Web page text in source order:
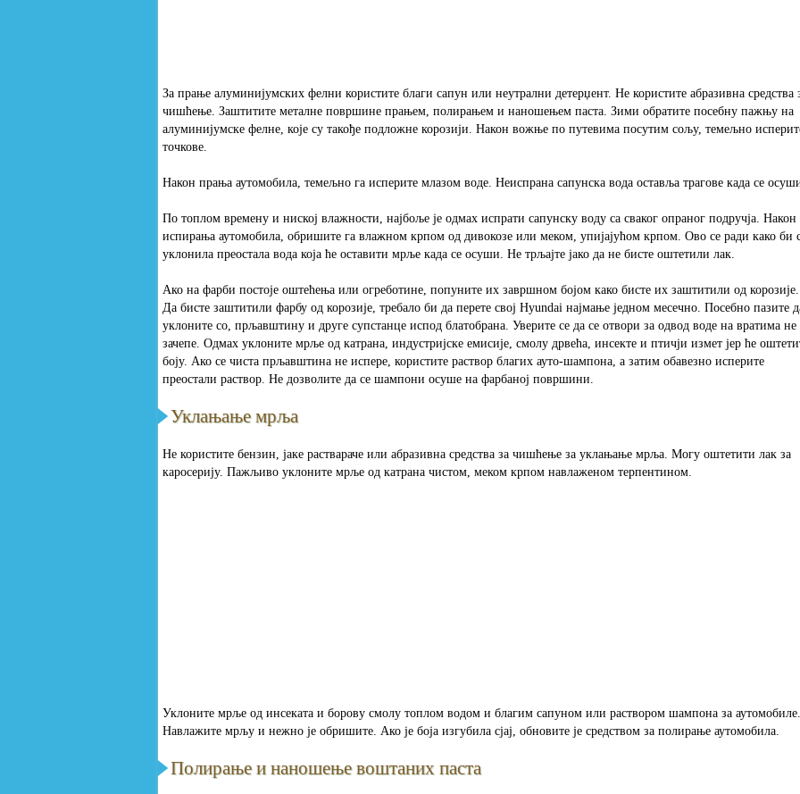
За прање алуминијумских фелни користите благи сапун или неутрални детерџент. Не користите абразивна средства
чишћење. Заштитите металне површине прањем, полирањем и наношењем паста. Зими обратите посебну пажњу на
алуминијумске фелне, које су такође подложне корозији. Након вожње по путевима посутим сољу, темељно
точкове.
Након прања аутомобила, темељно га исперите млазом воде. Неиспрана сапунска вода оставља трагове када се
По топлом времену и ниској влажности, најбоље је одмах испрати сапунску воду са сваког опраног подручја. Након
испирања аутомобила, обришите га влажном крпом од дивокозе или меком, упијајућом крпом. Ово се ради како би
уклонила преостала вода која ће оставити мрље када се осуши. Не трљајте јако да не бисте оштетили лак.
Ако на фарби постоје оштећења или огреботине, попуните их завршном бојом како бисте их заштитили од корозије.
Да бисте заштитили фарбу од корозије, требало би да перете свој Hyundai најмање једном месечно. Посебно пазите
уклоните со, прљавштину и друге супстанце испод блатобрана. Уверите се да се отвори за одвод воде на вратима не
зачепе. Одмах уклоните мрље од катрана, индустријске емисије, смолу дрвећа, инсекте и птичји измет јер ће
боју. Ако се чиста прљавштина не испере, користите раствор благих ауто-шампона, а затим обавезно исперите
преостали раствор. Не дозволите да се шампони осуше на фарбаној површини.
Уклањање мрља
Не користите бензин, јаке раствараче или абразивна средства за чишћење за уклањање мрља. Могу оштетити лак за
каросерију. Пажљиво уклоните мрље од катрана чистом, меком крпом навлаженом терпентином.
Уклоните мрље од инсеката и борову смолу топлом водом и благим сапуном или раствором шампона за аутомобиле.
Навлажите мрљу и нежно је обришите. Ако је боја изгубила сјај, обновите је средством за полирање аутомобила.
Полирање и наношење воштаних паста